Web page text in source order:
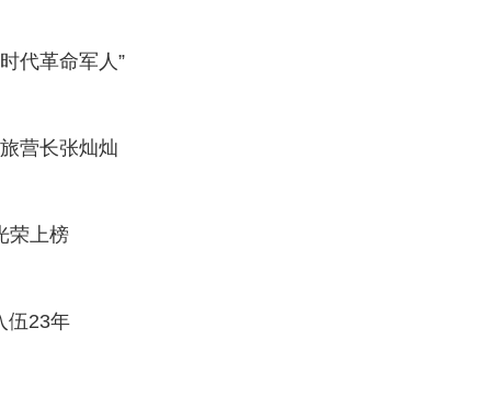
代革命军人”
营长张灿灿
荣上榜
伍23年